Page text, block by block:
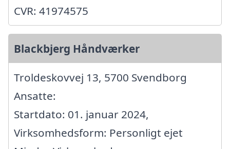
CVR: 41974575
Blackbjerg Håndværker
Troldeskovvej 13, 5700 Svendborg
Ansatte:
Startdato: 01. januar 2024,
Virksomhedsform: Personligt ejet